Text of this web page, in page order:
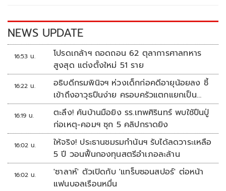
k k
NEWS UPDATE
16:53 น.
โปรดเกล้าฯ ถอดถอน 62 ตุลาการศาลทหาร
สูงสุด แต่งตั้งใหม่ 51 ราย
16:22 น.
อธิบดีกรมพินิจฯ ห่วงเด็กก่อคดีอายุน้อยลง ชี้
เข้าถึงอาวุธปืนง่าย ครอบครัวแตกแยกเป็น
ชนวนสำคัญ
16:19 น.
ตะลึง! ค้นบ้านมือยิง รร.เทพศิรินทร์ พบใช้ปืนปู่
ก่อเหตุ-คอมฯ ซุก 5 คลิปกราดยิง
16:02 น.
ให้จริง! ประธานชมรมกำนันฯ รับได้ลดวาระเหลือ
5 ปี วอนฟื้นกองทุนสตรีอำเภอละล้าน
16:02 น.
'ซาลาห์' ตัวเปิดกับ 'แทร็บซอนสปอร์' ต่อหน้า
แฟนบอลเรือนหมื่น